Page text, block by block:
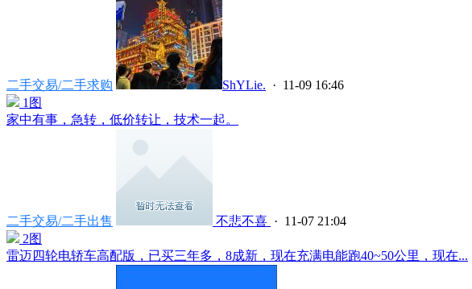
二手交易/二手求购 ShYLie. · 11-09 16:46
1图
家中有事，急转，低价转让，技术一起。
二手交易/二手出售 不悲不喜 · 11-07 21:04
2图
雷迈四轮电轿车高配版，已买三年多，8成新，现在充满电能跑40~50公里，现在...